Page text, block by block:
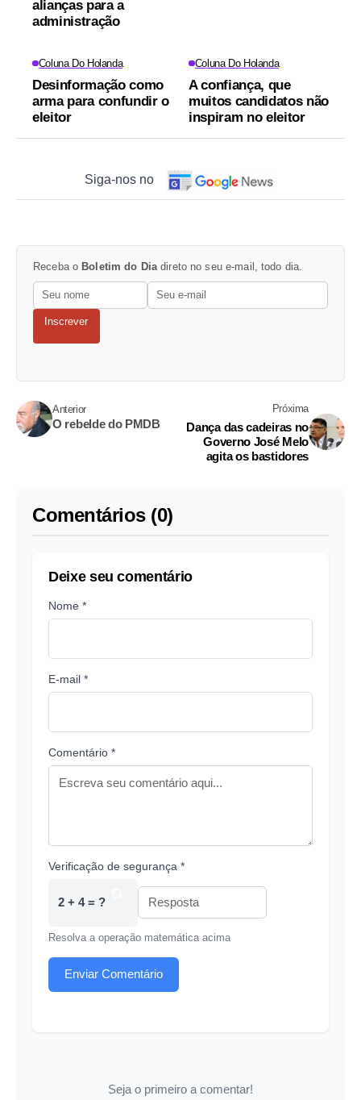
alianças para a
administração
Coluna Do Holanda
Desinformação como
arma para confundir o
eleitor
Coluna Do Holanda
A confiança, que
muitos candidatos não
inspiram no eleitor
Siga-nos no
Receba o Boletim do Dia direto no seu e-mail, todo dia.
Inscrever
Anterior
O rebelde do PMDB
Próxima
Dança das cadeiras no
Governo José Melo
agita os bastidores
Comentários (0)
Deixe seu comentário
Nome *
E-mail *
Comentário *
Verificação de segurança *
2 + 4 = ?
Resolva a operação matemática acima
Enviar Comentário
Seja o primeiro a comentar!